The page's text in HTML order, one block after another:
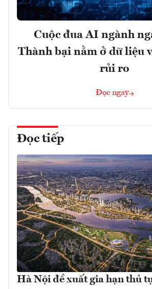
Cuộc đua AI ngành
Thành bại nằm ở dữ liệu
rủi ro
Đọc ngay
Đọc tiếp
Hà Nội đề xuất gia hạn thủ